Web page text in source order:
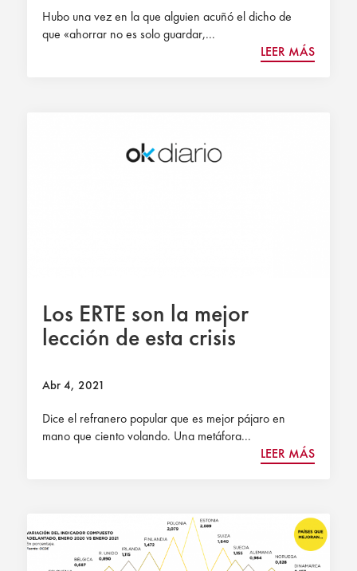
Hubo una vez en la que alguien acuñó el dicho de
que «ahorrar no es solo guardar,...
LEER MÁS
Los ERTE son la mejor
lección de esta crisis
Abr 4, 2021
Dice el refranero popular que es mejor pájaro en
mano que ciento volando. Una metáfora...
LEER MÁS